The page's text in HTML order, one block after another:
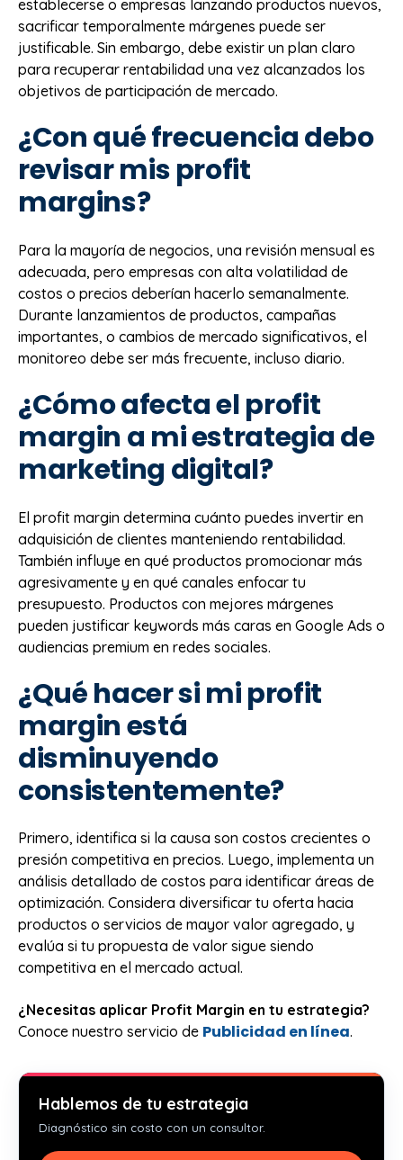
establecerse o empresas lanzando productos nuevos,
sacrificar temporalmente márgenes puede ser
justificable. Sin embargo, debe existir un plan claro
para recuperar rentabilidad una vez alcanzados los
objetivos de participación de mercado.
¿Con qué frecuencia debo
revisar mis profit
margins?
Para la mayoría de negocios, una revisión mensual es
adecuada, pero empresas con alta volatilidad de
costos o precios deberían hacerlo semanalmente.
Durante lanzamientos de productos, campañas
importantes, o cambios de mercado significativos, el
monitoreo debe ser más frecuente, incluso diario.
¿Cómo afecta el profit
margin a mi estrategia de
marketing digital?
El profit margin determina cuánto puedes invertir en
adquisición de clientes manteniendo rentabilidad.
También influye en qué productos promocionar más
agresivamente y en qué canales enfocar tu
presupuesto. Productos con mejores márgenes
pueden justificar keywords más caras en Google Ads o
audiencias premium en redes sociales.
¿Qué hacer si mi profit
margin está
disminuyendo
consistentemente?
Primero, identifica si la causa son costos crecientes o
presión competitiva en precios. Luego, implementa un
análisis detallado de costos para identificar áreas de
optimización. Considera diversificar tu oferta hacia
productos o servicios de mayor valor agregado, y
evalúa si tu propuesta de valor sigue siendo
competitiva en el mercado actual.
¿Necesitas aplicar Profit Margin en tu estrategia?
Conoce nuestro servicio de Publicidad en línea.
Hablemos de tu estrategia
Diagnóstico sin costo con un consultor.